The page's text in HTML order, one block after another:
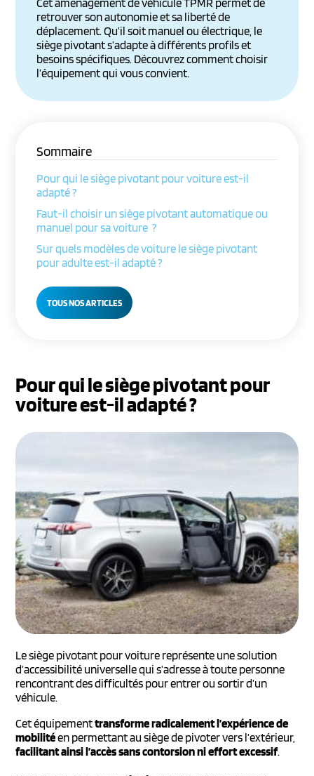
Cet aménagement de véhicule TPMR permet de
retrouver son autonomie et sa liberté de
déplacement. Qu’il soit manuel ou électrique, le
siège pivotant s’adapte à différents profils et
besoins spécifiques. Découvrez comment choisir
l’équipement qui vous convient.
Sommaire
Pour qui le siège pivotant pour voiture est-il
adapté ?
Faut-il choisir un siège pivotant automatique ou
manuel pour sa voiture ?
Sur quels modèles de voiture le siège pivotant
pour adulte est-il adapté ?
TOUS NOS ARTICLES
Pour qui le siège pivotant pour
voiture est-il adapté ?
Le siège pivotant pour voiture représente une solution
d’accessibilité universelle qui s’adresse à toute personne
rencontrant des difficultés pour entrer ou sortir d’un
véhicule.
Cet équipementtransforme radicalement l’expérience de
mobilitéen permettant au siège de pivoter vers l’extérieur,
facilitant ainsi l’accès sans contorsion ni effort excessif.